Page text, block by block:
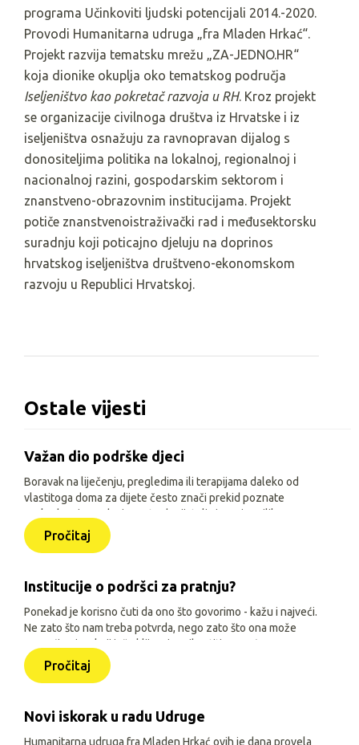
programa Učinkoviti ljudski potencijali 2014.-2020.
Provodi Humanitarna udruga „fra Mladen Hrkać“.
Projekt razvija tematsku mrežu „ZA-JEDNO.HR“
koja dionike okuplja oko tematskog područja
Iseljeništvo kao pokretač razvoja u RH. Kroz projekt
se organizacije civilnoga društva iz Hrvatske i iz
iseljeništva osnažuju za ravnopravan dijalog s
donositeljima politika na lokalnoj, regionalnoj i
nacionalnoj razini, gospodarskim sektorom i
znanstveno-obrazovnim institucijama. Projekt
potiče znanstvenoistraživački rad i međusektorsku
suradnju koji poticajno djeluju na doprinos
hrvatskog iseljeništva društveno-ekonomskom
razvoju u Republici Hrvatskoj.
Ostale vijesti
Važan dio podrške djeci
Boravak na liječenju, pregledima ili terapijama daleko od
vlastitoga doma za dijete često znači prekid poznate
svakodnevice, odvojenost od prijatelja i manje prilika za
igru, učenje i druženje. Zato je, uz siguran smještaj i
osnovne životne uvjete, važno djeci omogućiti sadržaje
Pročitaj
Institucije o podršci za pratnju?
Ponekad je korisno čuti da ono što govorimo - kažu i najveći.
Ne zato što nam treba potvrda, nego zato što ona može
pomoći onima koji još oklijevaju prihvatiti pomoć.
Pročitaj
Novi iskorak u radu Udruge
Humanitarna udruga fra Mladen Hrkać ovih je dana provela